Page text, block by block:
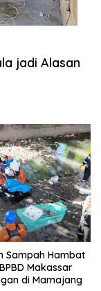
jadi Alasan
Sampah Hambat
Makassar
di Mamajang